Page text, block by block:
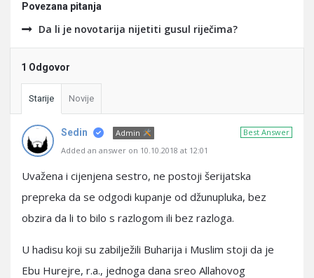
Povezana pitanja
Da li je novotarija nijetiti gusul riječima?
1 Odgovor
Starije Novije
Best Answer
Sedin
Admin
Added an answer on 10.10.2018 at 12:01
Uvažena i cijenjena sestro, ne postoji šerijatska
prepreka da se odgodi kupanje od džunupluka, bez
obzira da li to bilo s razlogom ili bez razloga.
U hadisu koji su zabilježili Buharija i Muslim stoji da je
Ebu Hurejre, r.a., jednoga dana sreo Allahovog